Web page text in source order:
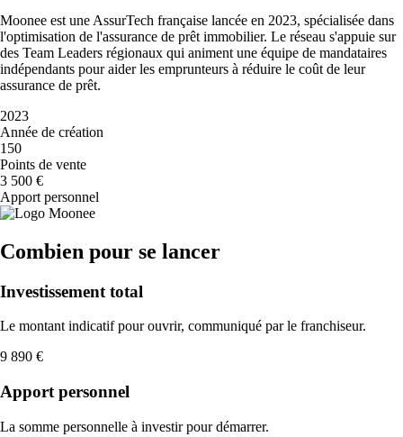
Moonee est une AssurTech française lancée en 2023, spécialisée dans
l'optimisation de l'assurance de prêt immobilier. Le réseau s'appuie sur
des Team Leaders régionaux qui animent une équipe de mandataires
indépendants pour aider les emprunteurs à réduire le coût de leur
assurance de prêt.
2023
Année de création
150
Points de vente
3 500 €
Apport personnel
Combien pour se lancer
Investissement total
Le montant indicatif pour ouvrir, communiqué par le franchiseur.
9 890 €
Apport personnel
La somme personnelle à investir pour démarrer.